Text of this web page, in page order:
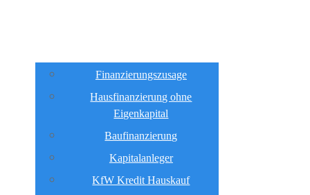
Finanzierungszusage
Hausfinanzierung ohne
Eigenkapital
Baufinanzierung
Kapitalanleger
KfW Kredit Hauskauf